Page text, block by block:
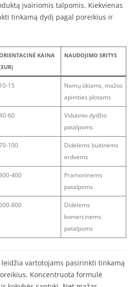
įvairiomis talpomis. Kiekvienas
tinkamą dydį pagal poreikius ir
KAINA
NAUDOJIMO SRITYS
10-15
Namų ūkiams, mažos
apimties plotams
60
Vidutinio dydžio
patalpoms
100
Didelėms buitinėms
erdvėms
400
Pramoninėms
patalpoms
800
Didelėms
komercinėms
patalpoms
vartotojams pasirinkti tinkamą
Koncentruota formulė